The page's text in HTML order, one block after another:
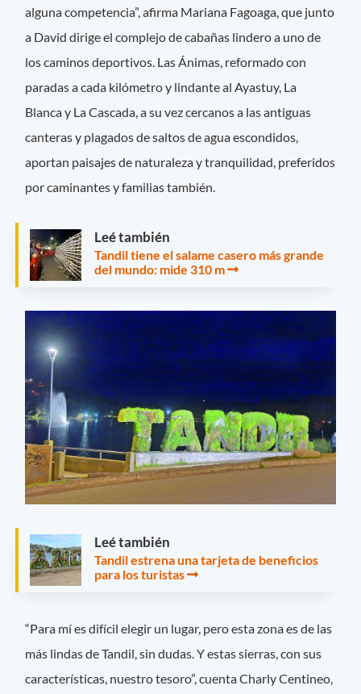
alguna competencia”, afirma Mariana Fagoaga, que junto
a David dirige el complejo de cabañas lindero a uno de
los caminos deportivos. Las Ánimas, reformado con
paradas a cada kilómetro y lindante al Ayastuy, La
Blanca y La Cascada, a su vez cercanos a las antiguas
canteras y plagados de saltos de agua escondidos,
aportan paisajes de naturaleza y tranquilidad, preferidos
por caminantes y familias también.
Leé también
Tandil tiene el salame casero más grande
del mundo: mide 310 m
Leé también
Tandil estrena una tarjeta de beneficios
para los turistas
“Para mí es difícil elegir un lugar, pero esta zona es de las
más lindas de Tandil, sin dudas. Y estas sierras, con sus
características, nuestro tesoro”, cuenta Charly Centineo,